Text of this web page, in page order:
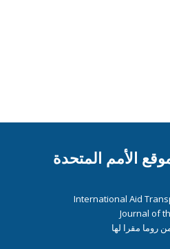
الأمم المتحدة
International Aid
Journal of
روما مقرا لها